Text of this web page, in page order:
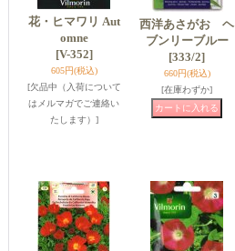
花・ヒマワリ Aut
omne
[V-352]
605円(税込)
[欠品中（入荷について
はメルマガでご連絡い
たします）]
西洋あさがお ヘ
ブンリーブルー
[333/2]
660円(税込)
[在庫わずか]